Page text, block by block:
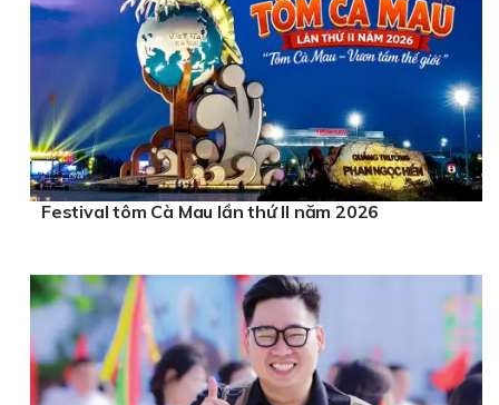
Festival tôm Cà Mau lần thứ II năm 2026